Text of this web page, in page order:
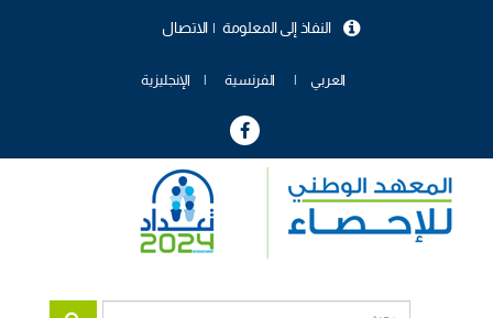
الاتصال النفاذ إلى المعلومة
العربي الفرنسية الإنجليزية